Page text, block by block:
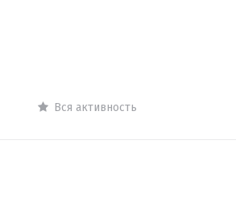
Вся активность